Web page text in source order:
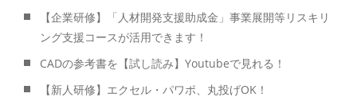
【企業研修】「人材開発支援助成金」事業展開等リスキリ
ング支援コースが活用できます！
CADの参考書を【試し読み】Youtubeで見れる！
【新人研修】エクセル・パワポ、丸投げOK！